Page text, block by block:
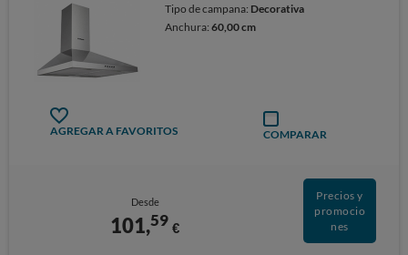
Tipo de campana: Decorativa
Anchura:60,00 cm
AGREGAR A FAVORITOS COMPARAR
Desde
101,59 €
Precios y
promocio
nes